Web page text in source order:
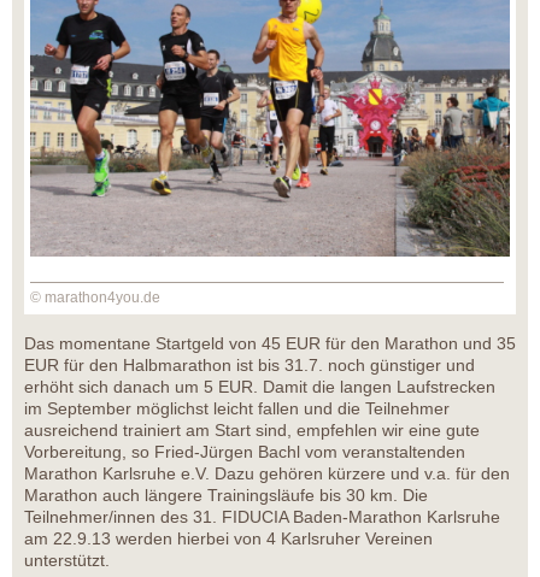
© marathon4you.de
Das momentane Startgeld von 45 EUR für den Marathon und 35
EUR für den Halbmarathon ist bis 31.7. noch günstiger und
erhöht sich danach um 5 EUR. Damit die langen Laufstrecken
im September möglichst leicht fallen und die Teilnehmer
ausreichend trainiert am Start sind, empfehlen wir eine gute
Vorbereitung, so Fried-Jürgen Bachl vom veranstaltenden
Marathon Karlsruhe e.V. Dazu gehören kürzere und v.a. für den
Marathon auch längere Trainingsläufe bis 30 km. Die
Teilnehmer/innen des 31. FIDUCIA Baden-Marathon Karlsruhe
am 22.9.13 werden hierbei von 4 Karlsruher Vereinen
unterstützt.